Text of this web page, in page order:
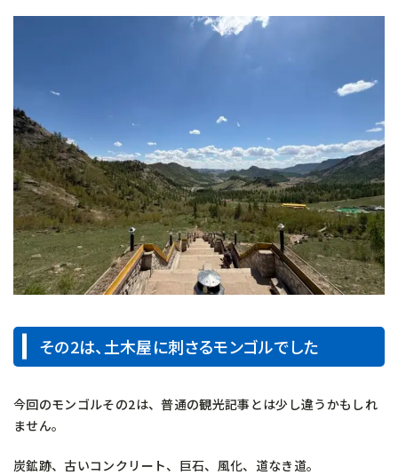
その2は、土木屋に刺さるモンゴルでした
今回のモンゴルその2は、普通の観光記事とは少し違うかもしれ
ません。
炭鉱跡、古いコンクリート、巨石、風化、道なき道。